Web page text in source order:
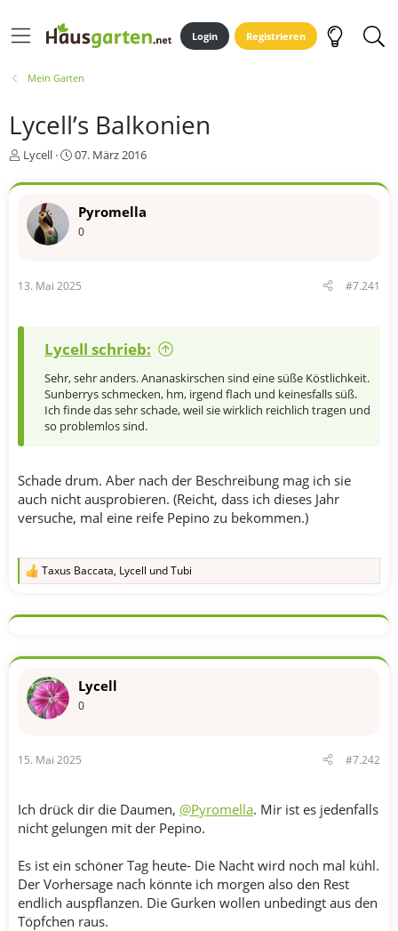
Login Registrieren
Mein Garten
Lycell’s Balkonien
E
s
e
r
Lycell
E
s
e
a
07. März 2016
Pyromella
0
13. Mai 2025 #7.241
Lycell schrieb:
Sehr, sehr anders. Ananaskirschen sind eine süße Köstlichkeit.
Sunberrys schmecken, hm, irgend flach und keinesfalls süß.
Ich finde das sehr schade, weil sie wirklich reichlich tragen und
so problemlos sind.
Schade drum. Aber nach der Beschreibung mag ich sie
auch nicht ausprobieren. (Reicht, dass ich dieses Jahr
versuche, mal eine reife Pepino zu bekommen.)
R
k
o
e
n
Taxus Baccata, Lycell undTubi
Lycell
0
15. Mai 2025 #7.242
Ich drück dir die Daumen, @Pyromella. Mir ist es jedenfalls
nicht gelungen mit der Pepino.
Es ist ein schöner Tag heute- Die Nacht wird noch mal kühl.
Der Vorhersage nach könnte ich morgen also den Rest
endlich auspflanzen. Die Gurken wollen unbedingt aus den
Töpfchen raus.